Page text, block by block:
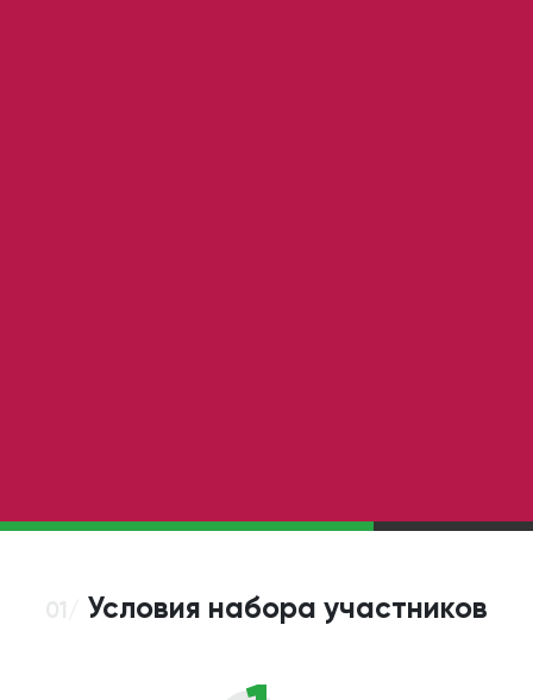
Условия набора участников